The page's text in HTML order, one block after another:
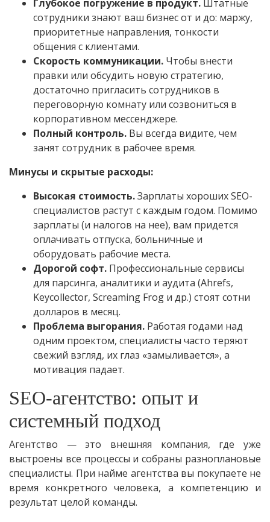
Глубокое погружение в продукт. Штатные
сотрудники знают ваш бизнес от и до: маржу,
приоритетные направления, тонкости
общения с клиентами.
Скорость коммуникации. Чтобы внести
правки или обсудить новую стратегию,
достаточно пригласить сотрудников в
переговорную комнату или созвониться в
корпоративном мессенджере.
Полный контроль. Вы всегда видите, чем
занят сотрудник в рабочее время.
Минусы и скрытые расходы:
Высокая стоимость.Зарплаты хороших SEO-
специалистов растут с каждым годом. Помимо
зарплаты (и налогов на нее), вам придется
оплачивать отпуска, больничные и
оборудовать рабочие места.
Дорогой софт. Профессиональные сервисы
для парсинга, аналитики и аудита (Ahrefs,
Keycollector, Screaming Frog и др.) стоят сотни
долларов в месяц.
Проблема выгорания. Работая годами над
одним проектом, специалисты часто теряют
свежий взгляд, их глаз «замыливается», а
мотивация падает.
SEO-агентство: опыт и
системный подход
Агентство — это внешняя компания, где уже
выстроены все процессы и собраны разноплановые
специалисты. При найме агентства вы покупаете не
время конкретного человека, а компетенцию и
результат целой команды.